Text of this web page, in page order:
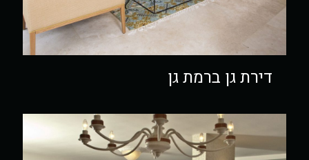
דירת גן ברמת גן